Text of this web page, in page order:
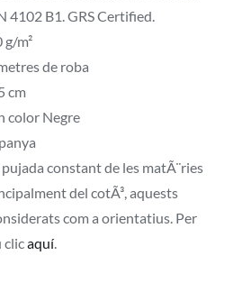
4102 B1. GRS Certified.
m²
de roba
cm
color Negre
pujada constant de les matÃ¨ries
del cotÃ³, aquests
com a orientatius. Per
clicaquí.